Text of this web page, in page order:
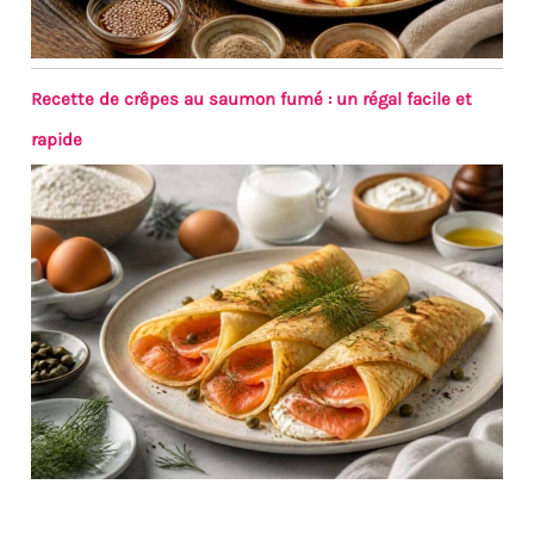
mano o colóquelos en el
lavavajillas. Fácil de montar y
desmontar, este bain-marie
para buffets está hecho para
reuniones familiares con un
mantenimiento mínimo.
Recette de crêpes au saumon fumé : un régal facile et
rapide